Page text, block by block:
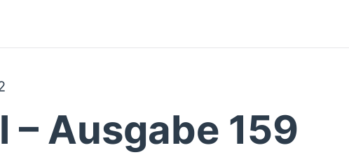
– Ausgabe 159